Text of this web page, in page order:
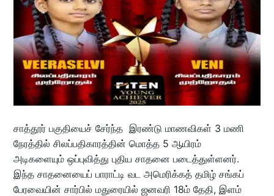
சாத்தூர் பகுதியைச் சேர்ந்த இரண்டு மாணவிகள் 3 மணி
நேரத்தில் சிலப்பதிகாரத்தின் மொத்த 5 ஆயிரம்
அடிகளையும் ஒப்புவித்து புதிய சாதனை படைத்துள்ளனர்.
இந்த சாதனையைப் பாராட்டி வட அமெரிக்கத் தமிழ் சங்கப்
பேரவையின் சார்பில் மதுரையில் ஜனவரி 18ம் தேதி, இளம்